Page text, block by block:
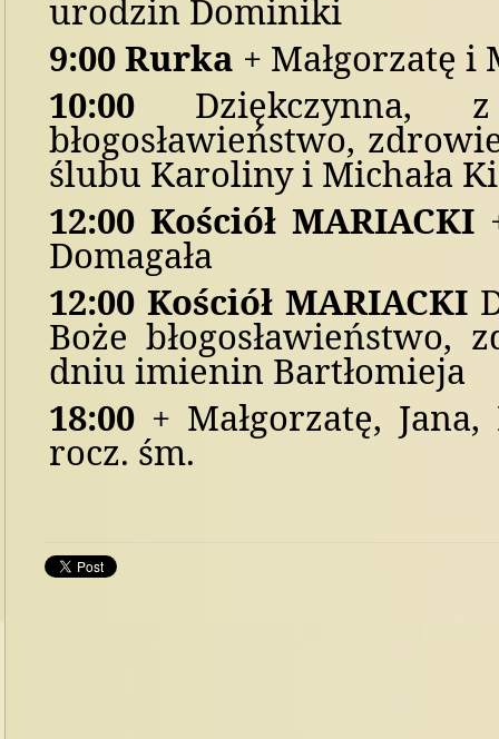
urodzin Dominiki
9:00Rurka + Małgorzatę i
10:00 Dziękczynna, z
błogosławieństwo,
ślubu Karoliny i Michała
12:00 Kościół MARIACKI
Domagała
12:00 Kościół MARIACKI
Boże
dniu imienin Bartłomieja
18:00 + Małgorzatę,
rocz. śm.